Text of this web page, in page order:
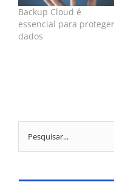
Backup Cloud é
essencial para proteger
dados